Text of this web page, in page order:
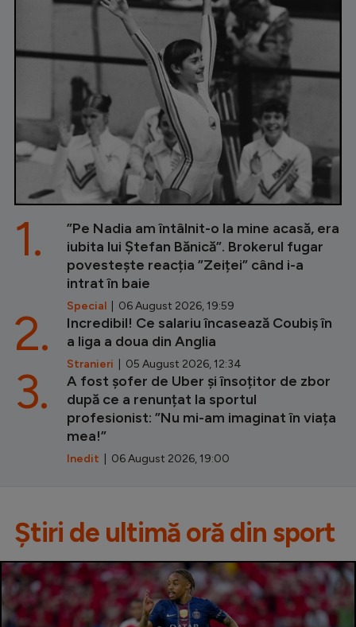
”Pe Nadia am întâlnit-o la mine acasă, era
iubita lui Ștefan Bănică”. Brokerul fugar
povestește reacția ”Zeiței” când i-a
intrat în baie
Special | 06 August 2026, 19:59
1.
Incredibil! Ce salariu încasează Coubiș în
a liga a doua din Anglia
Stranieri | 05 August 2026, 12:34
2.
A fost șofer de Uber și însoțitor de zbor
după ce a renunțat la sportul
profesionist: ”Nu mi-am imaginat în viața
mea!”
Inedit | 06 August 2026, 19:00
3.
Știri de ultimă oră din sport